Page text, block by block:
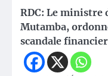
RDC: Le ministre
Mutamba,
scandale